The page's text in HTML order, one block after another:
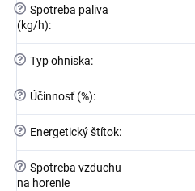
? Spotreba paliva
(kg/h):
? Typ ohniska:
? Účinnosť (%):
? Energetický štítok:
? Spotreba vzduchu
na horenie